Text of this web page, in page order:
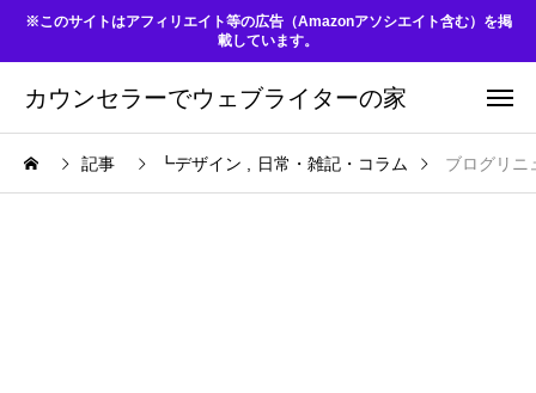
※このサイトはアフィリエイト等の広告（Amazonアソシエイト含む）を掲
載しています。
カウンセラーでウェブライターの家
記事 ┗デザイン 日常・雑記・コラム ブログリニ